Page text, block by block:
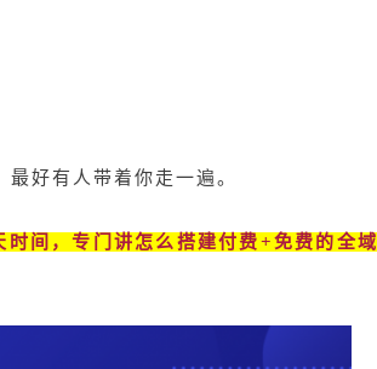
好有人带着你走一遍。
间，专门讲怎么搭建付费+免费的全域